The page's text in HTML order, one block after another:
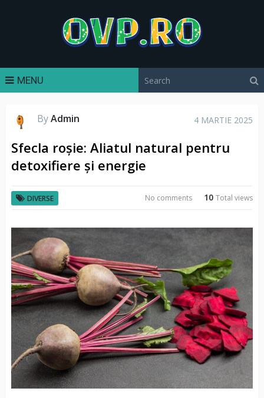
MENU
ByAdmin 4 MARTIE 2025
Sfecla roșie: Aliatul natural pentru
detoxifiere și energie
DIVERSE 10Total views
No comments